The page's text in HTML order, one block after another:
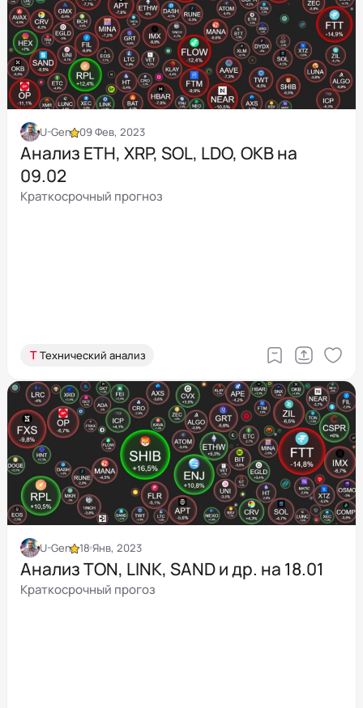
U-Gen 09 Фев, 2023
Анализ ETH, XRP, SOL, LDO, OKB на
09.02
Краткосрочный прогноз
Т Технический анализ
U-Gen 18 Янв, 2023
Анализ TON, LINK, SAND и др. на 18.01
Краткосрочный прогоз